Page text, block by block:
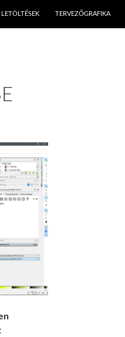
LETÖLTÉSEK TERVEZŐGRAFIKA